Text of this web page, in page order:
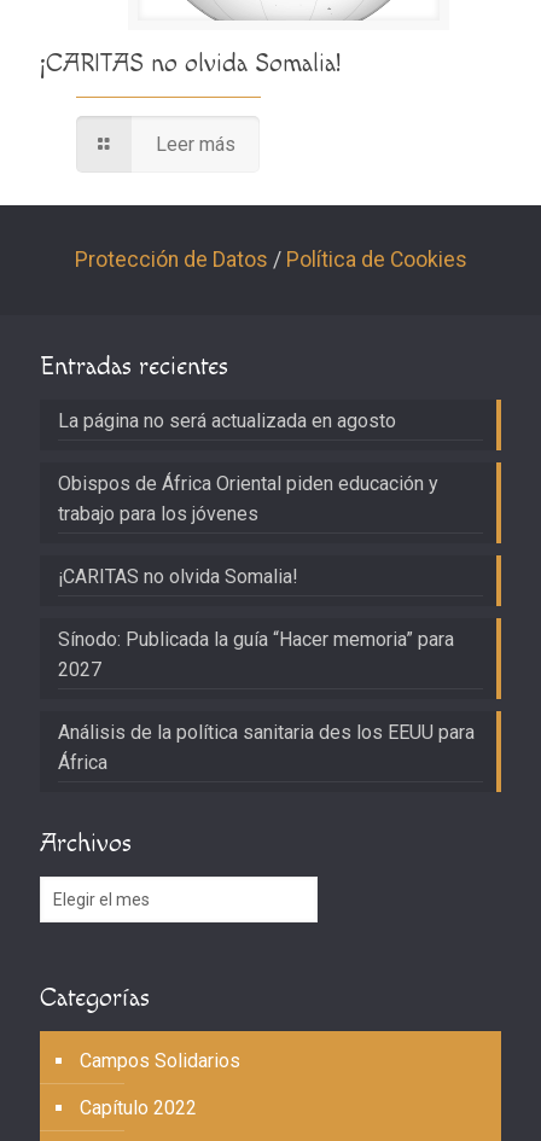
¡CARITAS no olvida Somalia!
Leer más
Protección de Datos / Política de Cookies
Entradas recientes
La página no será actualizada en agosto
Obispos de África Oriental piden educación y
trabajo para los jóvenes
¡CARITAS no olvida Somalia!
Sínodo: Publicada la guía “Hacer memoria” para
2027
Análisis de la política sanitaria des los EEUU para
África
Archivos
Archivos
Categorías
Campos Solidarios
Capítulo 2022